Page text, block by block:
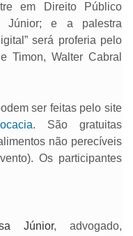
em Direito Público
Júnior; e a palestra
será proferia pelo
Timon, Walter Cabral
ser feitas pelo site
. São gratuitas
não perecíveis
Os participantes
Júnior, advogado,